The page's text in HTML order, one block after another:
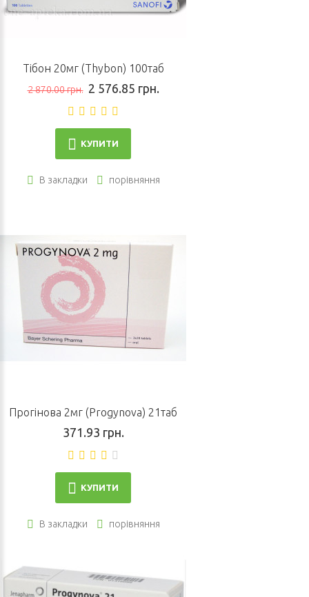
Тібон 20мг (Thybon) 100таб
2 870.00 грн. 2 576.85 грн.
КУПИТИ
В закладки порівняння
Прогінова 2мг (Progynova) 21таб
371.93 грн.
КУПИТИ
В закладки порівняння